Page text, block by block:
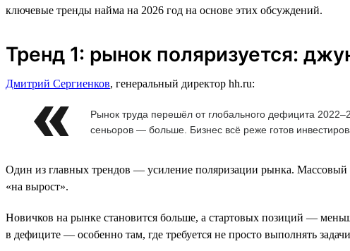
ключевые тренды найма на 2026 год на основе этих обсуждений.
Тренд 1: рынок поляризуется:
Дмитрий Сергиенков, генеральный директор hh.ru:
Рынок труда перешёл от глобального дефицита
сеньоров — больше. Бизнес всё реже готов
Один из главных трендов — усиление поляризации рынка. Массовый
«на вырост».
Новичков на рынке становится больше, а стартовых позиций —
в дефиците — особенно там, где требуется не просто выполнять